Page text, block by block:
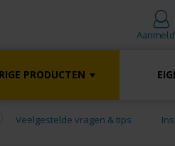
PRODUCTEN
Veelgestelde vragen & tips